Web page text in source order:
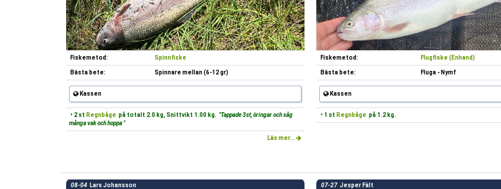
Fiskemetod: Spinnfiske
Bästa bete: Spinnare mellan (6-12 gr)
Kassen
• 2 st Regnbåge på totalt 2.0 kg, Snittvikt 1.00 kg. "Tappade 3st, öringar och såg
många vak och hoppa "
Läs mer...
Fiskemetod: Flugfiske (Enhand)
Bästa bete: Fluga - Nymf
Kassen
• 1 st Regnbåge på 1.2 kg.
08-04 Lars Johansson 07-27 Jesper Fält